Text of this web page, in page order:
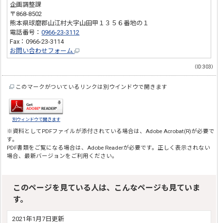
企画調整課
〒868-8502
熊本県球磨郡山江村大字山田甲１３５６番地の１
電話番号：0966-23-3112
Fax：0966-23-3114
お問い合わせフォーム
（ID:303）
このマークがついているリンクは別ウインドウで開きます
別ウィンドウで開きます
※資料としてPDFファイルが添付されている場合は、 Adobe Acrobat(R)が必要で
す。
PDF書類をご覧になる場合は、 Adobe Readerが必要です。正しく表示されない
場合、最新バージョンをご利用ください。
このページを見ている人は、こんなページも見ていま
す。
2021年1月7日更新